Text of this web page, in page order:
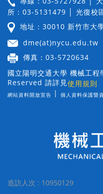
所：03-5131479 │ 光復校
地址：30010 新竹市大
dme(at)nycu.edu.tw
傳真：03-5720634
國立陽明交通大學 機械工
Reserved 請詳見使用規則
網站資料開放宣告 | 個人資料保護暨
造訪人次 : 10950129